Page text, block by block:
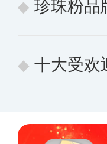
珍珠粉品
十大受欢